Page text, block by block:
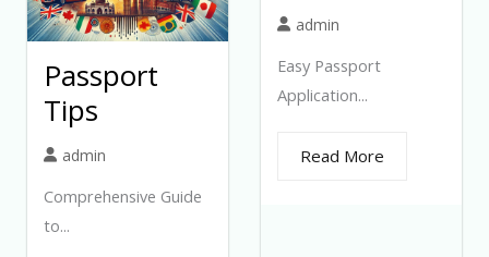
Passport
Tips
admin
Comprehensive Guide
to...
admin
Easy Passport
Application...
Read More